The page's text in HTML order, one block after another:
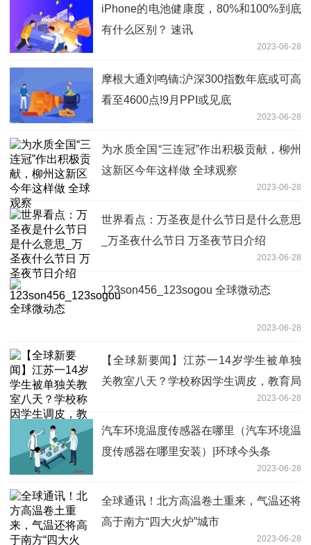
iPhone的电池健康度，80%和100%到底
有什么区别？ 速讯
2023-06-28
摩根大通刘鸣镝:沪深300指数年底或可高
看至4600点!9月PPI或见底
2023-06-28
为水质全国“三连冠”作出积极贡献，柳州
这新区今年这样做 全球观察
2023-06-28
世界看点：万圣夜是什么节日是什么意思
_万圣夜什么节日 万圣夜节日介绍
2023-06-28
123son456_123sogou 全球微动态
2023-06-28
【全球新要闻】江苏一14岁学生被单独
关教室八天？学校称因学生调皮，教育局
2023-06-28
汽车环境温度传感器在哪里（汽车环境温
度传感器在哪里安装）|环球今头条
2023-06-28
全球通讯！北方高温卷土重来，气温还将
高于南方“四大火炉”城市
2023-06-28